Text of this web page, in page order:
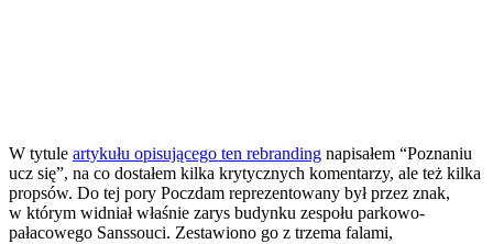
W tytule artykułu opisującego ten rebranding napisałem “Poznaniu
ucz się”, na co dostałem kilka krytycznych komentarzy, ale też kilka
propsów. Do tej pory Poczdam reprezentowany był przez znak,
w którym widniał właśnie zarys budynku zespołu parkowo-
pałacowego Sanssouci. Zestawiono go z trzema falami,